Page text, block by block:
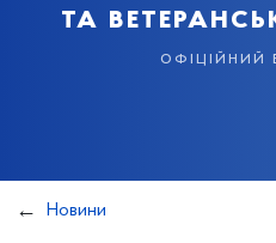
та
офіційний
Новини